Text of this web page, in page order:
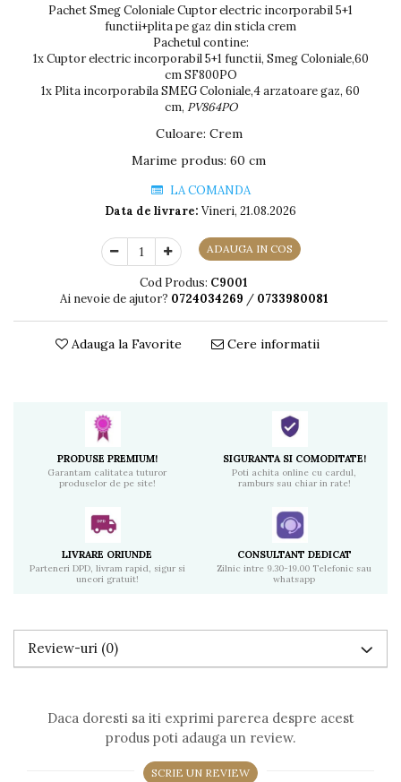
Pachet Smeg Coloniale Cuptor electric incorporabil 5+1
functii+plita pe gaz din sticla crem
Pachetul contine:
1x Cuptor electric incorporabil 5+1 functii, Smeg Coloniale,60
cm SF800PO
1x Plita incorporabila SMEG Coloniale,4 arzatoare gaz, 60
cm, PV864PO
Culoare: Crem
Marime produs: 60 cm
LA COMANDA
Data de livrare: Vineri, 21.08.2026
ADAUGA IN COS
Cod Produs: C9001
Ai nevoie de ajutor? 0724034269 / 0733980081
Adauga la Favorite Cere informatii
PRODUSE PREMIUM!
Garantam calitatea tuturor
produselor de pe site!
SIGURANTA SI COMODITATE!
Poti achita online cu cardul,
ramburs sau chiar in rate!
LIVRARE ORIUNDE
Parteneri DPD, livram rapid, sigur si
uneori gratuit!
CONSULTANT DEDICAT
Zilnic intre 9.30-19.00 Telefonic sau
whatsapp
Review-uri (0)
Daca doresti sa iti exprimi parerea despre acest
produs poti adauga un review.
SCRIE UN REVIEW